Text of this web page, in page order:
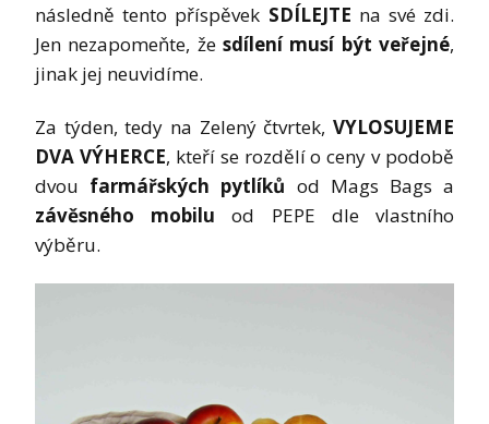
následně tento příspěvek SDÍLEJTE na své zdi.
Jen nezapomeňte, že sdílení musí být veřejné,
jinak jej neuvidíme.
Za týden, tedy na Zelený čtvrtek, VYLOSUJEME
DVA VÝHERCE, kteří se rozdělí o ceny v podobě
dvou farmářských pytlíků od Mags Bags a
závěsného mobilu od PEPE dle vlastního
výběru.